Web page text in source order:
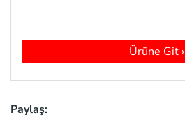
Ürüne Git ›
Paylaş: